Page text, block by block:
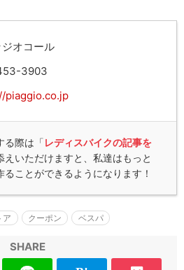
ジオコール
3903
piaggio.co.jp
る際は「 レディスバイクの記事を
えいただけますと、私達はもっと
ることができるようになります！
ア クーポン ベスパ
SHARE